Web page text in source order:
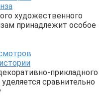
художественного
принадлежит особое
прикладного
сравнительно